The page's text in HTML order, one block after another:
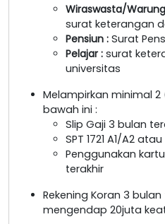
Wiraswasta/
surat keterangan
Pensiun : Surat
Pelajar : surat
universitas
Melampirkan minimal
bawah ini :
Slip Gaji 3 bulan
SPT 1721 A1/A2 atau
Penggunakan
terakhir
Rekening Koran 3
mengendap 20juta